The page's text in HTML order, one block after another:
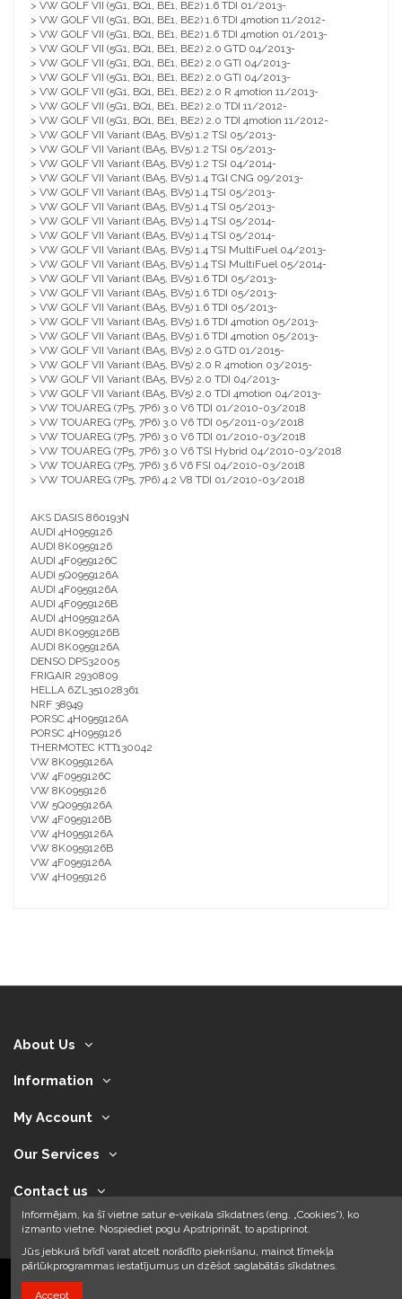
> VW GOLF VII (5G1, BQ1, BE1, BE2) 1.6 TDI 01/2013-
> VW GOLF VII (5G1, BQ1, BE1, BE2) 1.6 TDI 4motion 11/2012-
> VW GOLF VII (5G1, BQ1, BE1, BE2) 1.6 TDI 4motion 01/2013-
> VW GOLF VII (5G1, BQ1, BE1, BE2) 2.0 GTD 04/2013-
> VW GOLF VII (5G1, BQ1, BE1, BE2) 2.0 GTI 04/2013-
> VW GOLF VII (5G1, BQ1, BE1, BE2) 2.0 GTI 04/2013-
> VW GOLF VII (5G1, BQ1, BE1, BE2) 2.0 R 4motion 11/2013-
> VW GOLF VII (5G1, BQ1, BE1, BE2) 2.0 TDI 11/2012-
> VW GOLF VII (5G1, BQ1, BE1, BE2) 2.0 TDI 4motion 11/2012-
> VW GOLF VII Variant (BA5, BV5) 1.2 TSI 05/2013-
> VW GOLF VII Variant (BA5, BV5) 1.2 TSI 05/2013-
> VW GOLF VII Variant (BA5, BV5) 1.2 TSI 04/2014-
> VW GOLF VII Variant (BA5, BV5) 1.4 TGI CNG 09/2013-
> VW GOLF VII Variant (BA5, BV5) 1.4 TSI 05/2013-
> VW GOLF VII Variant (BA5, BV5) 1.4 TSI 05/2013-
> VW GOLF VII Variant (BA5, BV5) 1.4 TSI 05/2014-
> VW GOLF VII Variant (BA5, BV5) 1.4 TSI 05/2014-
> VW GOLF VII Variant (BA5, BV5) 1.4 TSI MultiFuel 04/2013-
> VW GOLF VII Variant (BA5, BV5) 1.4 TSI MultiFuel 05/2014-
> VW GOLF VII Variant (BA5, BV5) 1.6 TDI 05/2013-
> VW GOLF VII Variant (BA5, BV5) 1.6 TDI 05/2013-
> VW GOLF VII Variant (BA5, BV5) 1.6 TDI 05/2013-
> VW GOLF VII Variant (BA5, BV5) 1.6 TDI 4motion 05/2013-
> VW GOLF VII Variant (BA5, BV5) 1.6 TDI 4motion 05/2013-
> VW GOLF VII Variant (BA5, BV5) 2.0 GTD 01/2015-
> VW GOLF VII Variant (BA5, BV5) 2.0 R 4motion 03/2015-
> VW GOLF VII Variant (BA5, BV5) 2.0 TDI 04/2013-
> VW GOLF VII Variant (BA5, BV5) 2.0 TDI 4motion 04/2013-
> VW TOUAREG (7P5, 7P6) 3.0 V6 TDI 01/2010-03/2018
> VW TOUAREG (7P5, 7P6) 3.0 V6 TDI 05/2011-03/2018
> VW TOUAREG (7P5, 7P6) 3.0 V6 TDI 01/2010-03/2018
> VW TOUAREG (7P5, 7P6) 3.0 V6 TSI Hybrid 04/2010-03/2018
> VW TOUAREG (7P5, 7P6) 3.6 V6 FSI 04/2010-03/2018
> VW TOUAREG (7P5, 7P6) 4.2 V8 TDI 01/2010-03/2018
AKS DASIS 860193N
AUDI 4H0959126
AUDI 8K0959126
AUDI 4F0959126C
AUDI 5Q0959126A
AUDI 4F0959126A
AUDI 4F0959126B
AUDI 4H0959126A
AUDI 8K0959126B
AUDI 8K0959126A
DENSO DPS32005
FRIGAIR 2930809
HELLA 6ZL351028361
NRF 38949
PORSC 4H0959126A
PORSC 4H0959126
THERMOTEC KTT130042
VW 8K0959126A
VW 4F0959126C
VW 8K0959126
VW 5Q0959126A
VW 4F0959126B
VW 4H0959126A
VW 8K0959126B
VW 4F0959126A
VW 4H0959126
About Us
Information
My Account
Our Services
Contact us
Informējam, ka šī vietne satur e-veikala sīkdatnes (eng. „Cookies”), ko
izmanto vietne. Nospiediet pogu Apstriprināt, to apstiprinot.
Jūs jebkurā brīdī varat atcelt norādīto piekrišanu, mainot tīmekļa
pārlūkprogrammas iestatījumus un dzēšot saglabātās sīkdatnes.
Accept